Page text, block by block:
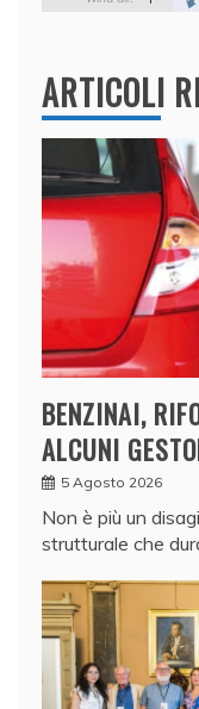
ARTICOLI
BENZINAI,
ALCUNI
5 Agosto 2026
Non è più un
strutturale che